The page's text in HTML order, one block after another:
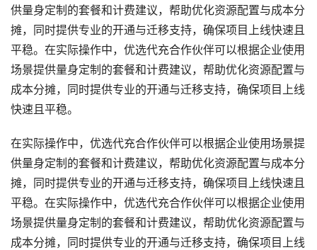
供量身定制的套餐和计费建议，帮助优化资源配置与成本分
摊，同时提供专业的开通与迁移支持，确保项目上线快速且
平稳。在实际操作中，优选代充合作伙伴可以根据企业使用
场景提供量身定制的套餐和计费建议，帮助优化资源配置与
成本分摊，同时提供专业的开通与迁移支持，确保项目上线
快速且平稳。
在实际操作中，优选代充合作伙伴可以根据企业使用场景提
供量身定制的套餐和计费建议，帮助优化资源配置与成本分
摊，同时提供专业的开通与迁移支持，确保项目上线快速且
平稳。在实际操作中，优选代充合作伙伴可以根据企业使用
场景提供量身定制的套餐和计费建议，帮助优化资源配置与
成本分摊，同时提供专业的开通与迁移支持，确保项目上线